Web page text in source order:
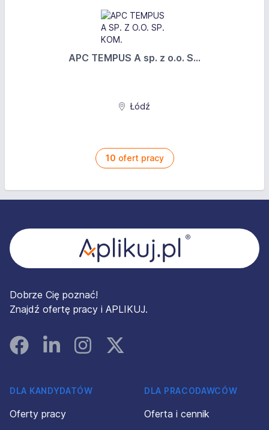
APC TEMPUS A sp. z o.o. S...
Łódź
10 ofert pracy
Dobrze Cię poznać!
Znajdź ofertę pracy i APLIKUJ.
FacebookLinked InInstagramInstagram
DLA KANDYDATÓW
Oferty pracy
DLA PRACODAWCÓW
Oferta i cennik